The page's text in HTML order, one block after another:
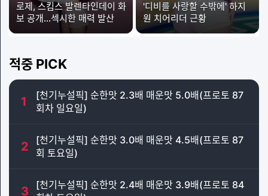
로제, 스킴스 발렌타인데이 화
보 공개…섹시한 매력 발산
'디비를 사랑할 수밖에' 하지
원 치어리더 근황
적중 PICK
1
[천기누설픽] 순한맛 2.3배 매운맛 5.0배(프로토 87
회차 일요일)
2
[천기누설픽] 순한맛 3.0배 매운맛 4.5배(프로토 87
회 토요일)
3
[천기누설픽] 순한맛 2.4배 매운맛 3.9배(프로토 84